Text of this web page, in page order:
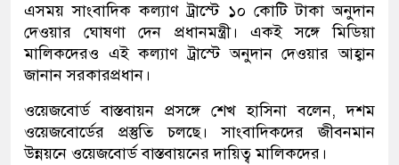
এসময় সাংবাদিক কল্যাণ ট্রাস্টে ১০ কোটি টাকা অনুদান
দেওয়ার ঘোষণা দেন প্রধানমন্ত্রী। একই সঙ্গে মিডিয়া
মালিকদেরও এই কল্যাণ ট্রাস্টে অনুদান দেওয়ার আহ্বান
জানান সরকারপ্রধান।
ওয়েজবোর্ড বাস্তবায়ন প্রসঙ্গে শেখ হাসিনা বলেন, দশম
ওয়েজবোর্ডের প্রস্তুতি চলছে। সাংবাদিকদের জীবনমান
উন্নয়নে ওয়েজবোর্ড বাস্তবায়নের দায়িত্ব মালিকদের।